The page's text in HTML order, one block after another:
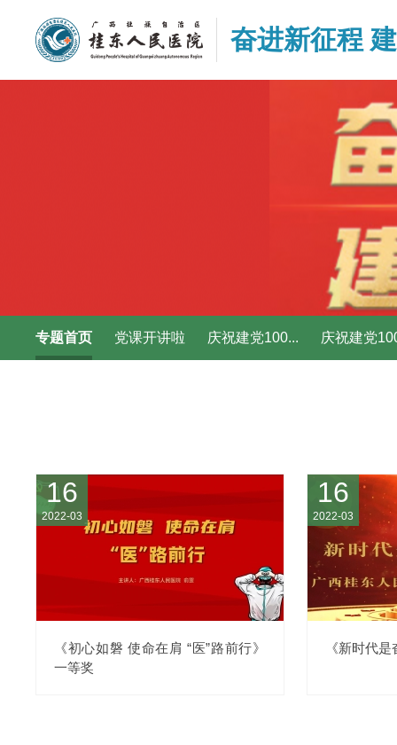
奋进新征程
专题首页 党课开讲啦 庆祝建党100... 庆祝建党
16
2022-03
《初心如磐 使命在肩 “医”路前行》
一等奖
16
2022-03
《新时代